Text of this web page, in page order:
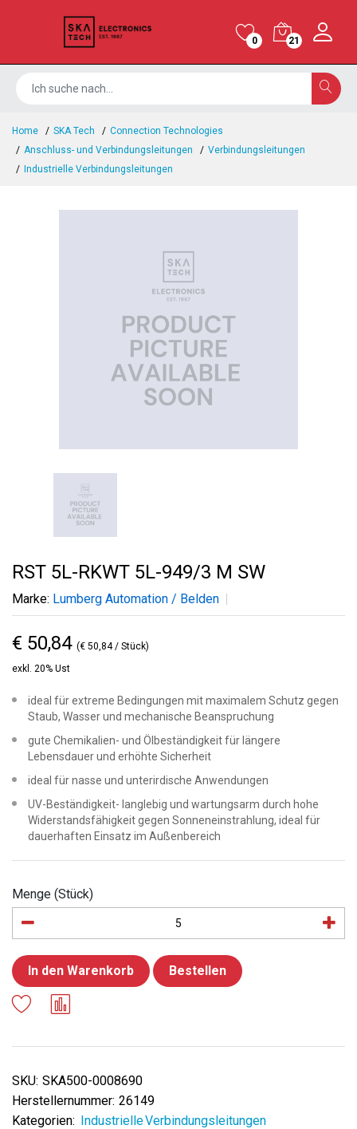
0 21
Home SKA Tech
Connection Technologies
Anschluss- und Verbindungsleitungen
Verbindungsleitungen
Industrielle Verbindungsleitungen
RST 5L-RKWT 5L-949/3 M SW
Marke: Lumberg Automation / Belden
€ 50,84 (€ 50,84 / Stück)
exkl. 20% Ust
ideal für extreme Bedingungen mit maximalem Schutz gegen
Staub, Wasser und mechanische Beanspruchung
gute Chemikalien- und Ölbeständigkeit für längere
Lebensdauer und erhöhte Sicherheit
ideal für nasse und unterirdische Anwendungen
UV-Beständigkeit- langlebig und wartungsarm durch hohe
Widerstandsfähigkeit gegen Sonneneinstrahlung, ideal für
dauerhaften Einsatz im Außenbereich
Menge (Stück)
In den Warenkorb Bestellen
SKU: SKA500-0008690
Herstellernummer: 26149
Kategorien: Industrielle Verbindungsleitungen